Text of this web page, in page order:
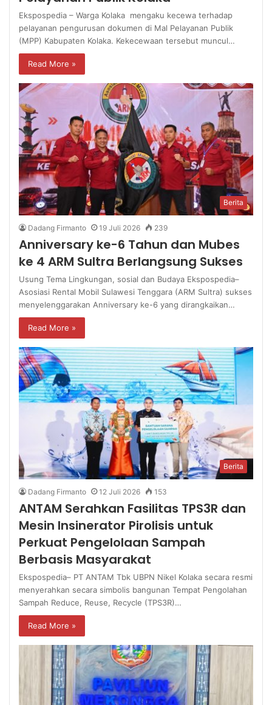
Ekspospedia – Warga Kolaka mengaku kecewa terhadap
pelayanan pengurusan dokumen di Mal Pelayanan Publik
(MPP) Kabupaten Kolaka. Kekecewaan tersebut muncul…
Read More »
Berita
Dadang Firmanto 19 Juli 2026 239
Anniversary ke-6 Tahun dan Mubes
ke 4 ARM Sultra Berlangsung Sukses
Usung Tema Lingkungan, sosial dan Budaya Ekspospedia–
Asosiasi Rental Mobil Sulawesi Tenggara (ARM Sultra) sukses
menyelenggarakan Anniversary ke-6 yang dirangkaikan…
Read More »
Berita
Dadang Firmanto 12 Juli 2026 153
ANTAM Serahkan Fasilitas TPS3R dan
Mesin Insinerator Pirolisis untuk
Perkuat Pengelolaan Sampah
Berbasis Masyarakat
Ekspospedia– PT ANTAM Tbk UBPN Nikel Kolaka secara resmi
menyerahkan secara simbolis bangunan Tempat Pengolahan
Sampah Reduce, Reuse, Recycle (TPS3R)…
Read More »